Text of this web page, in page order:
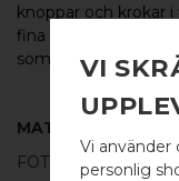
knoppar och krokar
fina små knoppar till
som
MATERIAL
FOT:
100% SVART
VI
Vi använder
personlig